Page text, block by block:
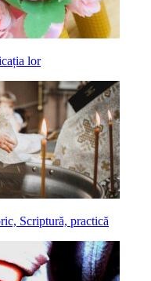
lor
Scriptură, practică